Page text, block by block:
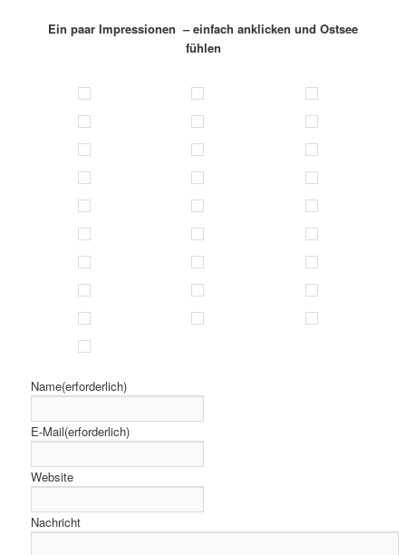
Ein paar Impressionen – einfach anklicken und Ostsee
fühlen
Name(erforderlich)
E-Mail(erforderlich)
Website
Nachricht